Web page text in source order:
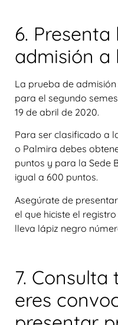
6.
admisión a
La prueba de
para el segundo
19 de abril de 2020.
Para ser clasificado a
o Palmira debes
puntos y para la Sede
igual a 600 puntos.
Asegúrate de
el que hiciste el
lleva lápiz negro
7.
eres